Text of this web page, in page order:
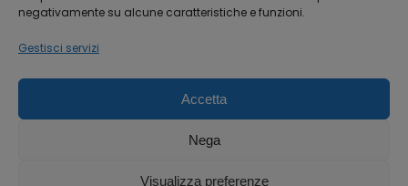
negativamente su alcune caratteristiche e funzioni.
Gestisci servizi
Accetta
Nega
Visualizza preferenze
Dream-Theme — trulypremium WordPress
themes
Michael House S.R.L.S